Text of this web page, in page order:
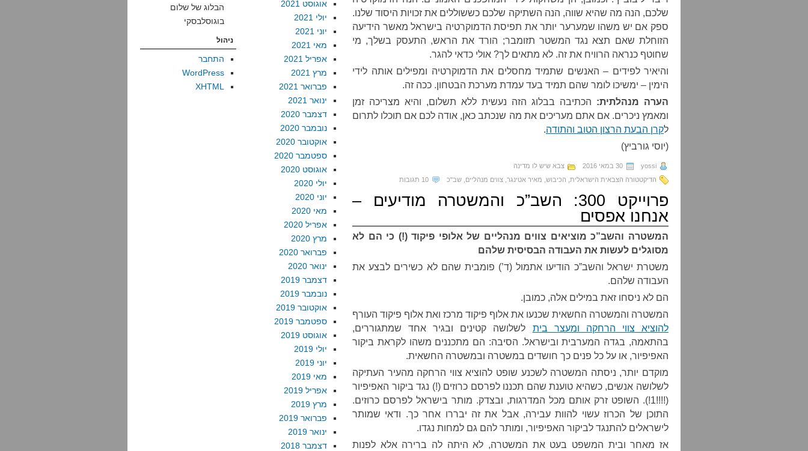
שלכם, הנה מה שהיא שווה, הנה השתיקה שלכם כששוללים את זכויות היסוד שלנו.
ספק אם יש משהו שמערער יותר את תפיסת הדמוקרטיה בישראל מאשר הידיעה
הזוחלת שאם תצא נגד המשטר תזומבר; הורד את הראש, התעסק בשלך, מי
שחוטף כנראה הרוויח את זה. לא מתאים לך? אולי כדאי להגר.
והיאיר לפידים – האנשים שתמיד מחסלים את הדמוקרטיה ומפילים אותה לידי
הימין – ימשיכו לומר שהם תמיד בעד עמדת מערכת הבטחון. ככה זה.
הערה מנהלתית: הכתיבה בבלוג הזה נעשית ללא תשלום, והיא מצריכה זמן
ומאמץ ניכרים. אם אתם מעריכים את מה שנכתב כאן, אודה לכם אם תוכלו לתרום
לקרן הבעת הרצון הטוב והתודה.
(יוסי גורביץ)
yossi 30 במאי 2016
צבא שיש לו מדינה
הדיקטטורה הצבאית הישראלית הכיבוש מאיר אטינגר צווים מנהליים שב"כ 10 תגובות
פרוייקט 300: השב”כ והמשטרה מודיעים –
אנחנו אפסים
המשטרה והשב”כ מוציאים צווים מנהליים של אלופי פיקוד (!) כי הם לא
מסוגלים לעשות את העבודה הבסיסית שלהם
משטרת ישראל והשב”כ הודיעו אתמול (ד’) פומבית שהם לא כשירים לבצע את
העבודה שלהם.
הם לא ניסחו זאת במילים אלה, כמובן.
המשטרה והמשטרה החשאית שכנעו את אלוף פיקוד מרכז ואת אלוף פיקוד העורף
להוציא צווי הרחקה ומעצר בית לשלושה קטינים ובגיר אחד שמתגוררים,
בהתאמה, בגדה המערבית ובישראל. הסיבה: הם מתכננים משהו לקראת ביקור
האפיפיור, או על כל פנים כך חושדים במשטרה ובמשטרה החשאית.
מוקדם יותר, ניסתה המשטרה לשכנע שופט להוציא צווי הרחקה מהעיר העתיקה
לשלושה אנשים, כשהיא טוענת שהם תכננו לפרסם כרוזים (!) נגד ביקור האפיפיור
(!!!!1!). השופט זרק אותם מכל המדרגות, ובצדק. מותר בישראל לפרסם כרוזים.
התוכן של הכרוז עשוי להוות עבירה, אבל את זה יבררו אחר כך. ודאי שמותר
לישראלים להתנגד לביקור האפיפיור, ומותר להם גם למחות נגדו.
אז מאחר ובית המשפט בעט את המשטרה, לא היתה לה ברירה אלא לפנות
אוגוסט 2021
יולי 2021
יוני 2021
מאי 2021
אפריל 2021
מרץ 2021
פברואר 2021
ינואר 2021
דצמבר 2020
נובמבר 2020
אוקטובר 2020
ספטמבר 2020
אוגוסט 2020
יולי 2020
יוני 2020
מאי 2020
אפריל 2020
מרץ 2020
פברואר 2020
ינואר 2020
דצמבר 2019
נובמבר 2019
אוקטובר 2019
ספטמבר 2019
אוגוסט 2019
יולי 2019
יוני 2019
מאי 2019
אפריל 2019
מרץ 2019
פברואר 2019
ינואר 2019
דצמבר 2018
הבלוג של שלום
בוגוסלבסקי
ניהול
התחבר
WordPress
XHTML